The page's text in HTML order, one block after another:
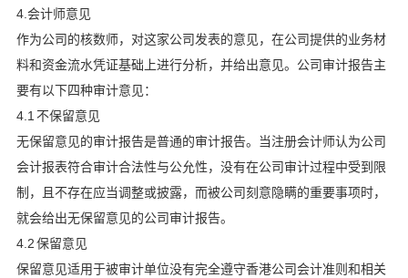
4.会计师意见
作为公司的核数师，对这家公司发表的意见，在公司提供的业务材
料和资金流水凭证基础上进行分析，并给出意见。公司审计报告主
要有以下四种审计意见：
4.1 不保留意见
无保留意见的审计报告是普通的审计报告。当注册会计师认为公司
会计报表符合审计合法性与公允性，没有在公司审计过程中受到限
制，且不存在应当调整或披露，而被公司刻意隐瞒的重要事项时，
就会给出无保留意见的公司审计报告。
4.2 保留意见
保留意见适用于被审计单位没有完全遵守香港公司会计准则和相关